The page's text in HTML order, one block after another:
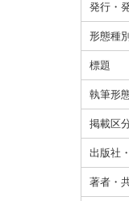
発行・
形態種別
標題
執筆形
掲載区
出版社
著者・